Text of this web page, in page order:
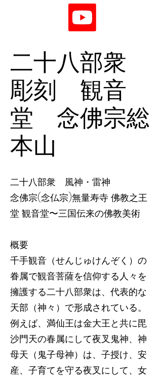
二十八部衆
彫刻 観音
堂 念佛宗総
本山
二十八部衆 風神・雷神
念佛宗(念仏宗)無量寿寺 佛教之王
堂 観音堂〜三国伝来の佛教美術
概要
千手観音（せんじゅけんぞく）の
眷属で観音菩薩を信仰する人々を
擁護する二十八部衆は、代表的な
天部（神々）で形成されている。
例えば、満仙王は金大王と共に毘
沙門天の春属にして夜叉鬼神、神
母天（鬼子母神）は、子授け、安
産、子育てを守る夜叉にして、女